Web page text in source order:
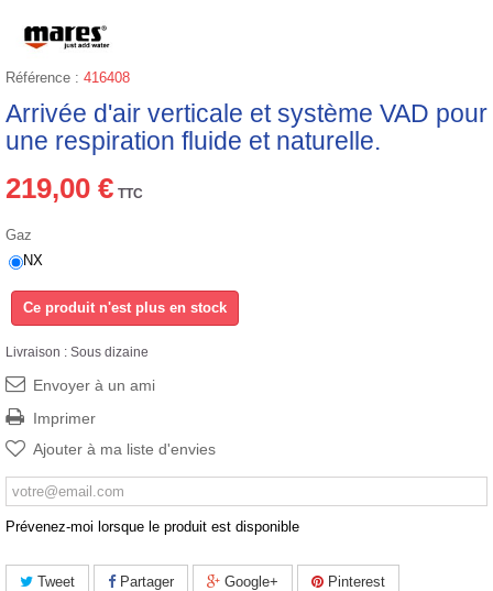
Référence : 416408
Arrivée d'air verticale et système VAD pour
une respiration fluide et naturelle.
219,00 € TTC
Gaz
NX
Ce produit n'est plus en stock
Livraison : Sous dizaine
Envoyer à un ami
Imprimer
Ajouter à ma liste d'envies
Prévenez-moi lorsque le produit est disponible
Tweet Partager Google+ Pinterest